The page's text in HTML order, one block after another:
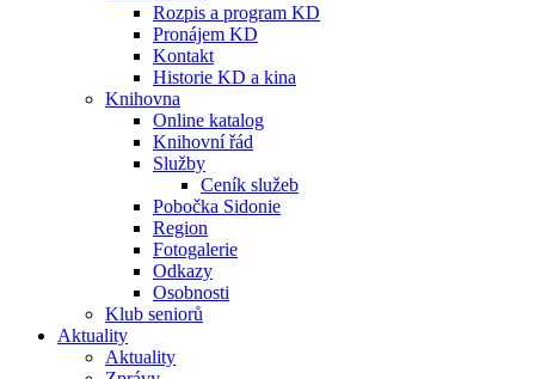
Rozpis a program KD
Pronájem KD
Kontakt
Historie KD a kina
Knihovna
Online katalog
Knihovní řád
Služby
Ceník služeb
Pobočka Sidonie
Region
Fotogalerie
Odkazy
Osobnosti
Klub seniorů
Aktuality
Aktuality